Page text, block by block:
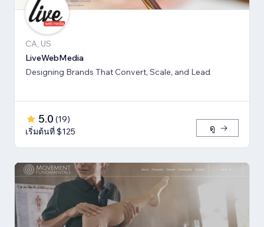
CA, US
LiveWebMedia
Designing Brands That Convert, Scale, and Lead
5.0 (19)
เริ่มต้นที่ $125
ดู